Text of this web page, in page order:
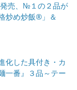
発売、№１の２品が
炒め炒飯®」＆
化した具付き・カ
一番』３品～テー